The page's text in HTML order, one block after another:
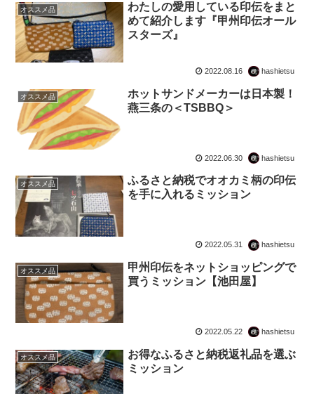
オススメ品
わたしの愛用している印伝をまと
めて紹介します『甲州印伝オール
スターズ』
2022.08.16 hashietsu
オススメ品
ホットサンドメーカーは日本製！
燕三条の＜TSBBQ＞
2022.06.30 hashietsu
オススメ品
ふるさと納税でオオカミ柄の印伝
を手に入れるミッション
2022.05.31 hashietsu
オススメ品
甲州印伝をネットショッピングで
買うミッション【池田屋】
2022.05.22 hashietsu
オススメ品
お得なふるさと納税返礼品を選ぶ
ミッション